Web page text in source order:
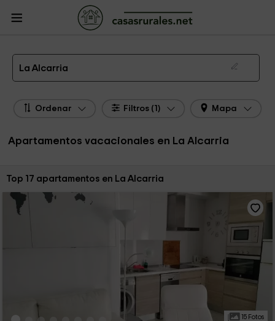
Casas Rurales
Apartamentos de alquiler en La Alcarria
La Alcarria
Ordenar Filtros (1) Mapa
Apartamentos vacacionales en La Alcarria
Ordenar por:
Top 17 apartamentos en La Alcarria
15 Fotos